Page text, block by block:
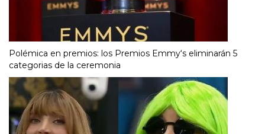
Polémica en premios: los Premios Emmy‘s eliminarán 5
categorias de la ceremonia